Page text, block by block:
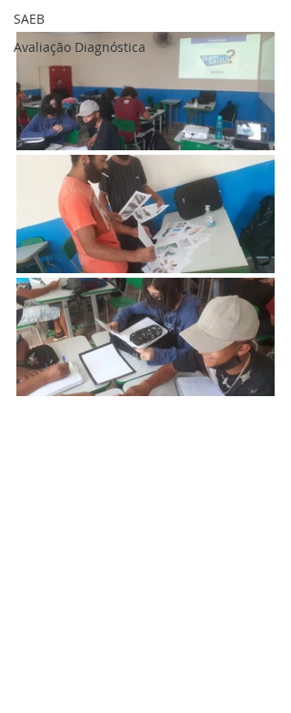
SAEB
Avaliação Diagnóstica